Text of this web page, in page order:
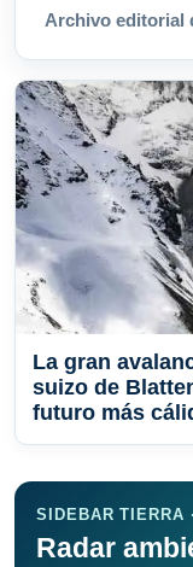
Archivo editorial
La gran
suizo de
futuro más
SIDEBAR TIERRA
Radar